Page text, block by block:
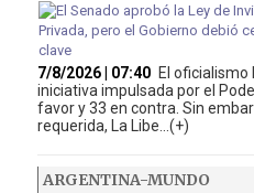
7/8/2026 | 07:40 El
iniciativa impulsada por el
favor y 33 en contra. Sin
requerida, La Libe...(+)
ARGENTINA-MUNDO